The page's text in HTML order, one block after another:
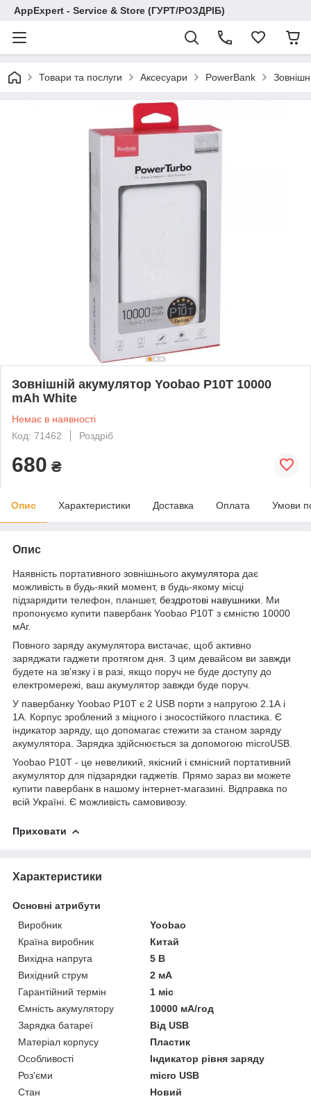
AppExpert - Service & Store (ГУРТ/РОЗДРІБ)
Товари та послуги Аксесуари PowerBank
Зовнішній акумулятор Yoobao P10T 10000
mAh White
Немає в наявності
Код: 71462
Роздріб
680 ₴
Опис Характеристики Доставка Оплата Умови
Опис
Наявність портативного зовнішнього акумулятора дає
можливість в будь-який момент, в будь-якому місці
підзарядити телефон, планшет, бездротові навушники . Ми
пропонуємо купити павербанк Yoobao P10T з ємністю 10000
мАг.
Повного заряду акумулятора вистачає, щоб активно
заряджати гаджети протягом дня. З цим девайсом ви завжди
будете на зв'язку і в разі, якщо поруч не буде доступу до
електромережі, ваш акумулятор завжди буде поруч.
У павербанку Yoobao P10T є 2 USB порти з напругою 2.1А і
1А. Корпус зроблений з міцного і зносостійкого пластика. Є
індикатор заряду, що допомагає стежити за станом заряду
акумулятора. Зарядка здійснюється за допомогою microUSB.
Yoobao P10T - це невеликий, якісний і ємнісний портативний
акумулятор для підзарядки гаджетів. Прямо зараз ви можете
купити павербанк в нашому інтернет-магазині. Відправка по
всій Україні. Є можливість самовивозу.
Приховати
Характеристики
Основні атрибути
Виробник
Yoobao
Країна виробник
Китай
Вихідна напруга
5 В
Вихідний струм
2 мА
Гарантійний термін
1 міс
Ємність акумулятору
10000 мА/год
Зарядка батареї
Від USB
Матеріал корпусу
Пластик
Особливості
Індикатор рівня заряду
Роз'єми
micro USB
Стан
Новий